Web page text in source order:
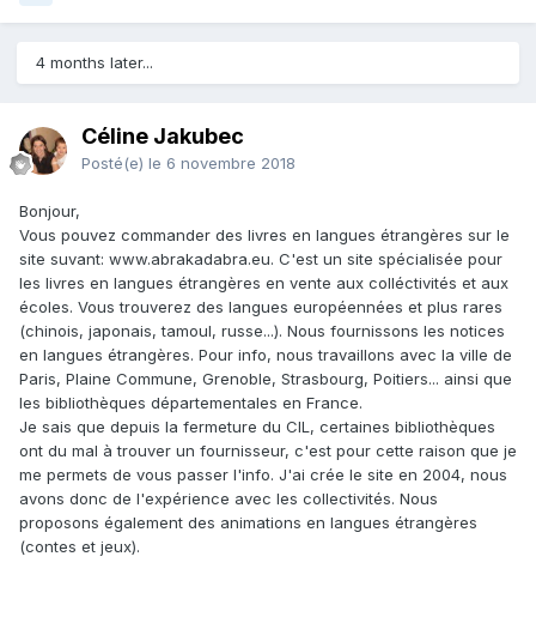
4 months later...
Céline Jakubec
Posté(e) le 6 novembre 2018
Bonjour,
Vous pouvez commander des livres en langues étrangères sur le
site suvant: www.abrakadabra.eu. C'est un site spécialisée pour
les livres en langues étrangères en vente aux colléctivités et aux
écoles. Vous trouverez des langues européennées et plus rares
(chinois, japonais, tamoul, russe...). Nous fournissons les notices
en langues étrangères. Pour info, nous travaillons avec la ville de
Paris, Plaine Commune, Grenoble, Strasbourg, Poitiers... ainsi que
les bibliothèques départementales en France.
Je sais que depuis la fermeture du CIL, certaines bibliothèques
ont du mal à trouver un fournisseur, c'est pour cette raison que je
me permets de vous passer l'info. J'ai crée le site en 2004, nous
avons donc de l'expérience avec les collectivités. Nous
proposons également des animations en langues étrangères
(contes et jeux).